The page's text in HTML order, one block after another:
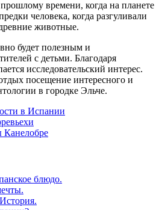
времени, когда на планете
человека, когда разгуливали
животные.
будет полезным и
с детьми. Благодаря
исследовательский интерес.
посещение интересного и
в городке Эльче.
в Испании
блюдо.